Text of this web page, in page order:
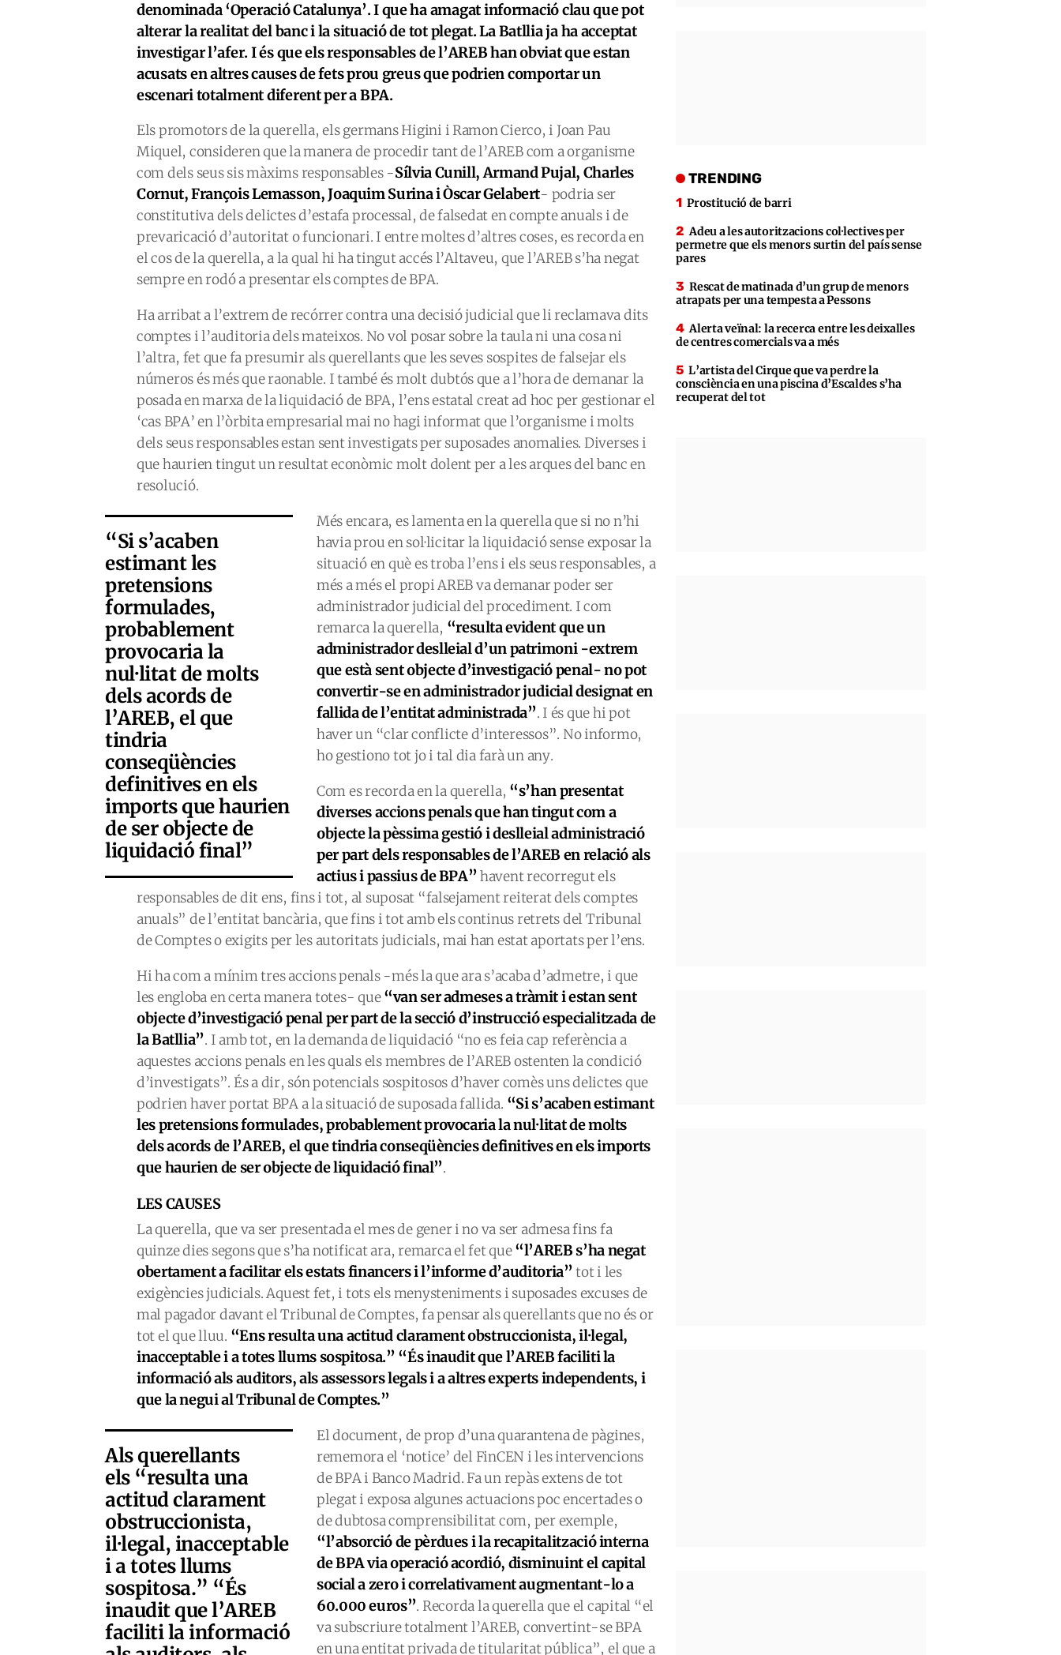
denominada ‘Operació Catalunya’. I que ha amagat informació clau que pot
alterar la realitat del banc i la situació de tot plegat. La Batllia ja ha acceptat
investigar l’afer. I és que els responsables de l’AREB han obviat que estan
acusats en altres causes de fets prou greus que podrien comportar un
escenari totalment diferent per a BPA.
Els promotors de la querella, els germans Higini i Ramon Cierco, i Joan Pau
Miquel, consideren que la manera de procedir tant de l’AREB com a organisme
com dels seus sis màxims responsables -Sílvia Cunill, Armand Pujal, Charles
Cornut, François Lemasson, Joaquim Surina i Òscar Gelabert- podria ser
constitutiva dels delictes d’estafa processal, de falsedat en compte anuals i de
prevaricació d’autoritat o funcionari. I entre moltes d’altres coses, es recorda en
el cos de la querella, a la qual hi ha tingut accés l’Altaveu, que l’AREB s’ha negat
sempre en rodó a presentar els comptes de BPA.
Ha arribat a l’extrem de recórrer contra una decisió judicial que li reclamava dits
comptes i l’auditoria dels mateixos. No vol posar sobre la taula ni una cosa ni
l’altra, fet que fa presumir als querellants que les seves sospites de falsejar els
números és més que raonable. I també és molt dubtós que a l’hora de demanar la
posada en marxa de la liquidació de BPA, l’ens estatal creat ad hoc per gestionar el
‘cas BPA’ en l’òrbita empresarial mai no hagi informat que l’organisme i molts
dels seus responsables estan sent investigats per suposades anomalies. Diverses i
que haurien tingut un resultat econòmic molt dolent per a les arques del banc en
resolució.
“Si s’acaben
estimant les
pretensions
formulades,
probablement
provocaria la
nul·litat de molts
dels acords de
l’AREB, el que
tindria
conseqüències
definitives en els
imports que haurien
de ser objecte de
liquidació final”
Més encara, es lamenta en la querella que si no n’hi
havia prou en sol·licitar la liquidació sense exposar la
situació en què es troba l’ens i els seus responsables, a
més a més el propi AREB va demanar poder ser
administrador judicial del procediment. I com
remarca la querella, “resulta evident que un
administrador deslleial d’un patrimoni -extrem
que està sent objecte d’investigació penal- no pot
convertir-se en administrador judicial designat en
fallida de l’entitat administrada”. I és que hi pot
haver un “clar conflicte d’interessos”. No informo,
ho gestiono tot jo i tal dia farà un any.
Com es recorda en la querella, “s’han presentat
diverses accions penals que han tingut com a
objecte la pèssima gestió i deslleial administració
per part dels responsables de l’AREB en relació als
actius i passius de BPA”havent recorregut els
responsables de dit ens, fins i tot, al suposat “falsejament reiterat dels comptes
anuals” de l’entitat bancària, que fins i tot amb els continus retrets del Tribunal
de Comptes o exigits per les autoritats judicials, mai han estat aportats per l’ens.
Hi ha com a mínim tres accions penals -més la que ara s’acaba d’admetre, i que
les engloba en certa manera totes- que“van ser admeses a tràmit i estan sent
objecte d’investigació penal per part de la secció d’instrucció especialitzada de
la Batllia”. I amb tot, en la demanda de liquidació “no es feia cap referència a
aquestes accions penals en les quals els membres de l’AREB ostenten la condició
d’investigats”. És a dir, són potencials sospitosos d’haver comès uns delictes que
podrien haver portat BPA a la situació de suposada fallida. “Si s’acaben estimant
les pretensions formulades, probablement provocaria la nul·litat de molts
dels acords de l’AREB, el que tindria conseqüències definitives en els imports
que haurien de ser objecte de liquidació final”.
LES CAUSES
La querella, que va ser presentada el mes de gener i no va ser admesa fins fa
quinze dies segons que s’ha notificat ara, remarca el fet que“l’AREB s’ha negat
obertament a facilitar els estats financers i l’informe d’auditoria”tot i les
exigències judicials. Aquest fet, i tots els menysteniments i suposades excuses de
mal pagador davant el Tribunal de Comptes, fa pensar als querellants que no és or
tot el que lluu. “Ens resulta una actitud clarament obstruccionista, il·legal,
inacceptable i a totes llums sospitosa.” “És inaudit que l’AREB faciliti la
informació als auditors, als assessors legals i a altres experts independents, i
que la negui al Tribunal de Comptes.”
Als querellants
els “resulta una
actitud clarament
obstruccionista,
il·legal, inacceptable
i a totes llums
sospitosa.” “És
inaudit que l’AREB
faciliti la informació
El document, de prop d’una quarantena de pàgines,
rememora el ‘notice’ del FinCEN i les intervencions
de BPA i Banco Madrid. Fa un repàs extens de tot
plegat i exposa algunes actuacions poc encertades o
de dubtosa comprensibilitat com, per exemple,
“l’absorció de pèrdues i la recapitalització interna
de BPA via operació acordió, disminuint el capital
social a zero i correlativament augmentant-lo a
60.000 euros”. Recorda la querella que el capital “el
va subscriure totalment l’AREB, convertint-se BPA
en una entitat privada de titularitat pública”, el que a
TRENDING
Prostitució de barri
Adeu a les autoritzacions col·lectives per
permetre que els menors surtin del país sense
pares
Rescat de matinada d’un grup de menors
atrapats per una tempesta a Pessons
Alerta veïnal: la recerca entre les deixalles
de centres comercials va a més
L’artista del Cirque que va perdre la
consciència en una piscina d’Escaldes s’ha
recuperat del tot